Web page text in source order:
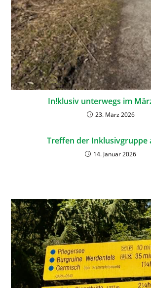
In!klusiv unterwegs im
23. März 2026
Treffen der Inklusivgruppe
14. Januar 2026